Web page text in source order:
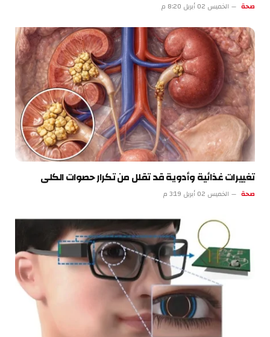
صحة الخميس 02 أبريل 8:20 م
تغييرات غذائية وأدوية قد تقلل من تكرار حصوات الكلى
صحة الخميس 02 أبريل 3:19 م